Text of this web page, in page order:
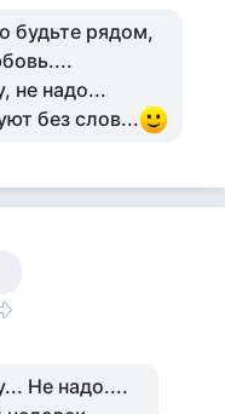
будьте рядом,
не надо...
без слов...
Не надо....